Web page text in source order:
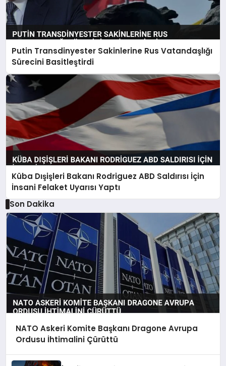
Putin Transdinyester Sakinlerine Rus Vatandaşlığı
Sürecini Basitleştirdi
Küba Dışişleri Bakanı Rodriguez ABD Saldırısı İçin
İnsani Felaket Uyarısı Yaptı
Son Dakika
NATO Askeri Komite Başkanı Dragone Avrupa
Ordusu İhtimalini Çürüttü